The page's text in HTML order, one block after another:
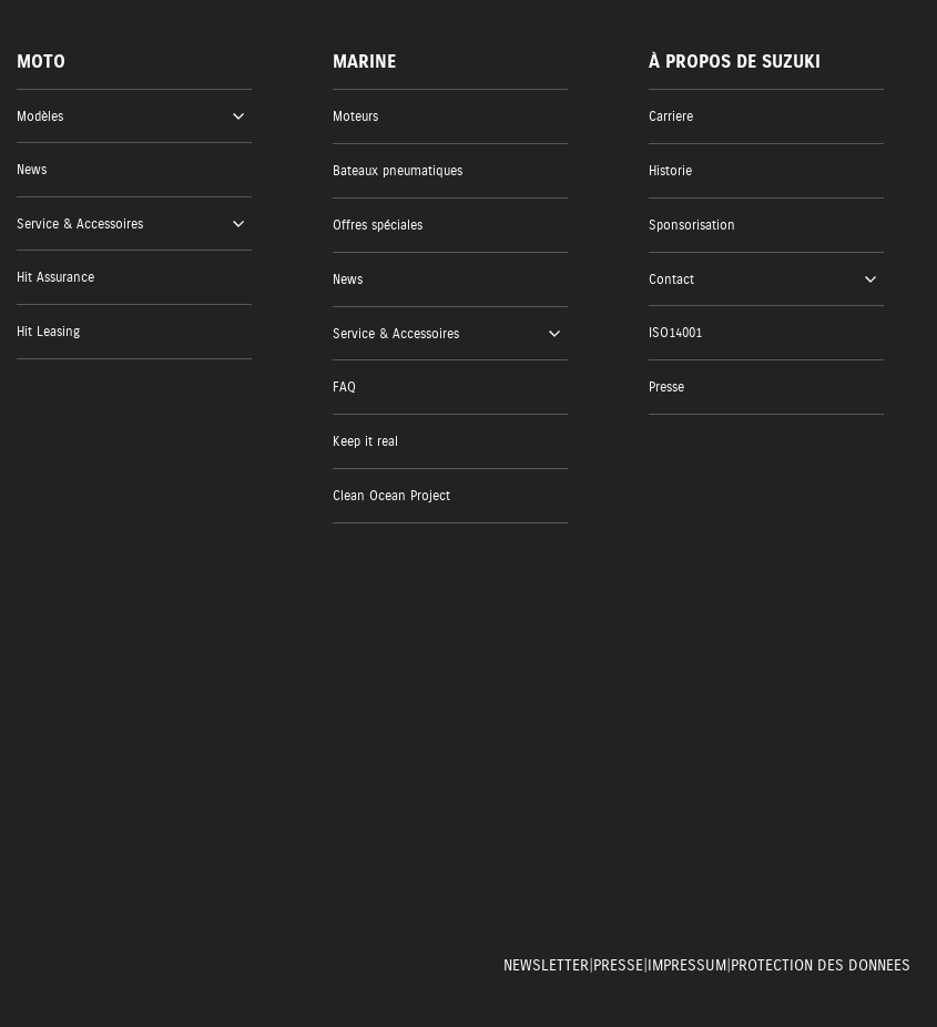
MOTO
Modèles
News
Service & Accessoires
Hit Assurance
Hit Leasing
MARINE
Moteurs
Bateaux pneumatiques
Offres spéciales
News
Service & Accessoires
FAQ
Keep it real
Clean Ocean Project
À PROPOS DE SUZUKI
Carriere
Historie
Sponsorisation
Contact
ISO14001
Presse
NEWSLETTER PRESSE IMPRESSUM PROTECTION DES DONNEES